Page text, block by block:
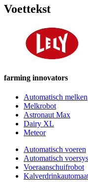
Voettekst
farming innovators
Automatisch melken
Melkrobot
Astronaut Max
Dairy XL
Meteor
Automatisch voeren
Automatisch
Voeraanschuifrobot